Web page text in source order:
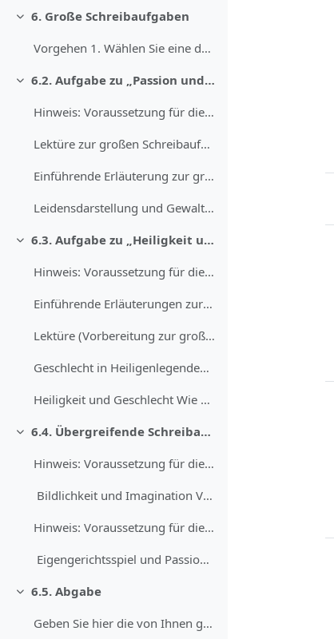
Einklappen
6. Große Schreibaufgaben
Vorgehen 1. Wählen Sie eine der beiden großen Schr...
Einklappen
6.2. Aufgabe zu „Passion und Auferstehung“
Hinweis: Voraussetzung für die Bearbeitung der gro...
Lektüre zur großen Schreibaufgabe „Leidensdarstell...
Einführende Erläuterung zur großen Schreibaufgabe ...
Leidensdarstellung und Gewaltdarstellung Analysier...
Einklappen
6.3. Aufgabe zu „Heiligkeit und Geschlecht“
Hinweis: Voraussetzung für die Bearbeitung der gro...
Einführende Erläuterungen zur großen Schreibaufgab...
Lektüre (Vorbereitung zur großen Schreibaufgabe „H...
Geschlecht in Heiligenlegenden Halten Sie in Stich...
Heiligkeit und Geschlecht Wie erzählen die Margare...
Einklappen
6.4. Übergreifende Schreibaufgaben
Hinweis: Voraussetzung für die Bearbeitung der gro...
Bildlichkeit und Imagination Versuchen Sie...
Hinweis: Voraussetzung für die Bearbeitung der gro...
Eigengerichtsspiel und Passionsspiel Sie h...
Einklappen
6.5. Abgabe
Geben Sie hier die von Ihnen gewählten großen Schr...